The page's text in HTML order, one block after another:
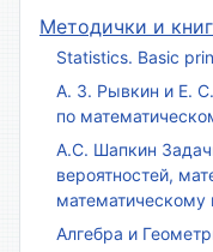
Методички и
Statistics. Basic
А. З. Рывкин и Е.
по
А.С. Шапкин
вероятностей,
Алгебра и